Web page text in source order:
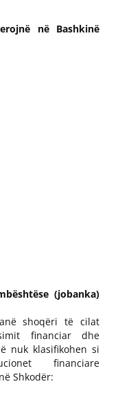
në Bashkinë
(jobanka)
shoqëri të cilat
financiar dhe
nuk klasifikohen si
financiare
Shkodër: